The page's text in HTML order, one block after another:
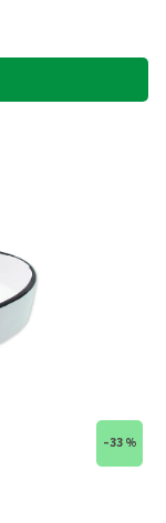
–33 %